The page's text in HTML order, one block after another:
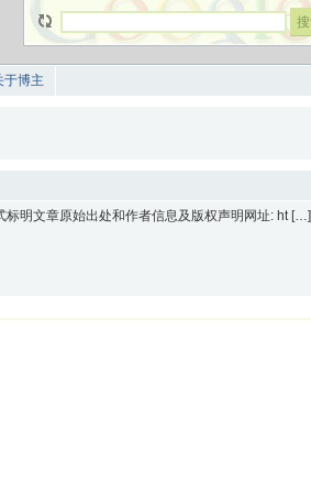
于博主
明文章原始出处和作者信息及版权声明网址: ht […]